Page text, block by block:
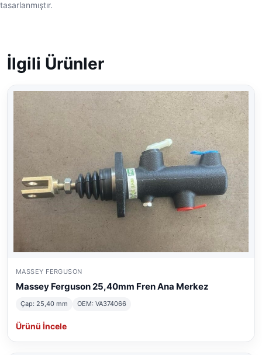
tasarlanmıştır.
İlgili Ürünler
MASSEY FERGUSON
Massey Ferguson 25,40mm Fren Ana Merkez
Çap: 25,40 mm OEM: VA374066
Ürünü İncele